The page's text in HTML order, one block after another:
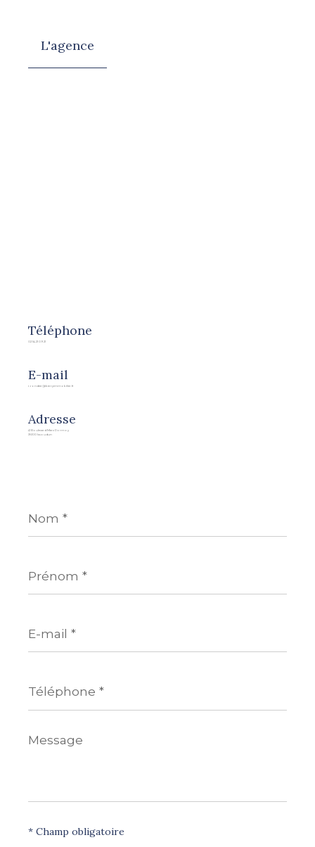
L'agence
Téléphone
02 54 21 09 21
E-mail
r.rondier@berryimmobilier.fr
Adresse
41 Boulevard Marx Dormoy
36100 Issoudun
*
*
mail
*
*
Message
*
* Champ obligatoire